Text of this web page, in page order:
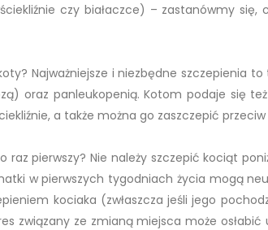
czy białaczce) – zastanówmy
Najważniejsze i niezbędne szczepienia
oraz panleukopenią. Kotom podaje się
a także można go zaszczepić
raz pierwszy? Nie należy szczepić kociąt
w pierwszych tygodniach życia mogą
kociaka (zwłaszcza jeśli jego
związany ze zmianą miejsca może osłabić